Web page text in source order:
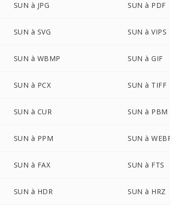
SUN à JPG SUN à PDF
SUN à SVG SUN à VIPS
SUN à WBMP SUN à GIF
SUN à PCX SUN à TIFF
SUN à CUR SUN à PBM
SUN à PPM SUN à
SUN à FAX SUN à FTS
SUN à HDR SUN à HRZ